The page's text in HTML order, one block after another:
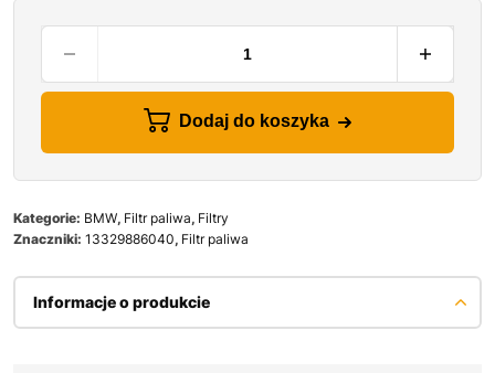
Dodaj do koszyka
Kategorie: BMW, Filtr paliwa, Filtry
Znaczniki: 13329886040, Filtr paliwa
Informacje o produkcie